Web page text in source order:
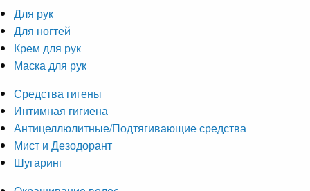
Для рук
Для ногтей
Крем для рук
Маска для рук
Средства гигены
Интимная гигиена
Антицеллюлитные/Подтягивающие средства
Мист и Дезодорант
Шугаринг